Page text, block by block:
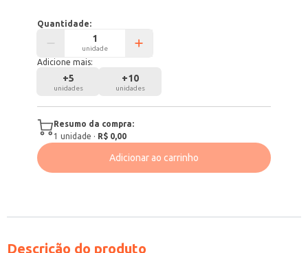
Quantidade:
unidade
Adicione mais:
+5
unidades
+10
unidades
Resumo da compra:
1 unidade · R$ 0,00
Adicionar ao carrinho
Descrição do produto